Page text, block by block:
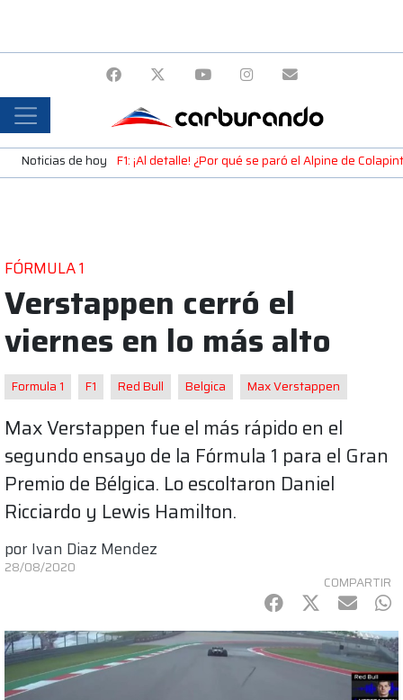
Noticias de hoy F1: ¡Al detalle! ¿Por qué se paró el Alpine de
FÓRMULA 1
Verstappen cerró el
viernes en lo más alto
Formula 1 F1 Red Bull Belgica Max Verstappen
Max Verstappen fue el más rápido en el
segundo ensayo de la Fórmula 1 para el Gran
Premio de Bélgica. Lo escoltaron Daniel
Ricciardo y Lewis Hamilton.
por Ivan Diaz Mendez
28/08/2020
COMPARTIR
Facebook
Twitter
mail